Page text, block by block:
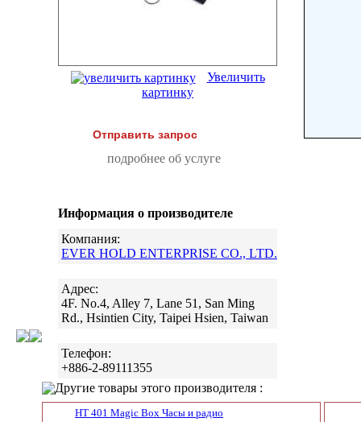
Увеличить
картинку
Отправить запрос
подробнее об услуге
Информация о производителе
Компания:
EVER HOLD ENTERPRISE CO., LTD.
Адрес:
4F. No.4, Alley 7, Lane 51, San Ming
Rd., Hsintien City, Taipei Hsien, Taiwan
Телефон:
+886-2-89111355
Другие товары этого производителя :
HT 401 Magic Box Часы и радио